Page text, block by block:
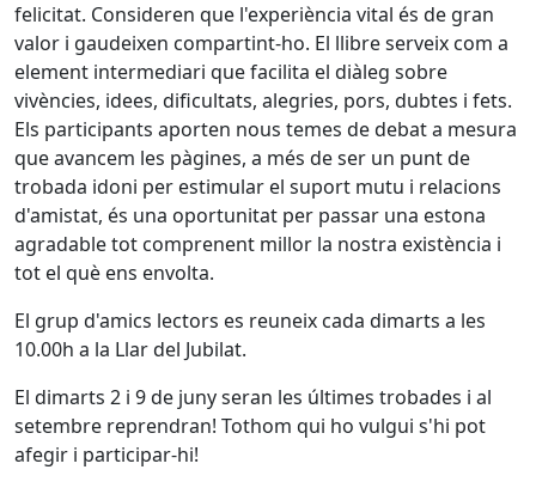
felicitat. Consideren que l'experiència vital és de gran
valor i gaudeixen compartint-ho. El llibre serveix com a
element intermediari que facilita el diàleg sobre
vivències, idees, dificultats, alegries, pors, dubtes i fets.
Els participants aporten nous temes de debat a mesura
que avancem les pàgines, a més de ser un punt de
trobada idoni per estimular el suport mutu i relacions
d'amistat, és una oportunitat per passar una estona
agradable tot comprenent millor la nostra existència i
tot el què ens envolta.
El grup d'amics lectors es reuneix cada dimarts a les
10.00h a la Llar del Jubilat.
El dimarts 2 i 9 de juny seran les últimes trobades i al
setembre reprendran! Tothom qui ho vulgui s'hi pot
afegir i participar-hi!